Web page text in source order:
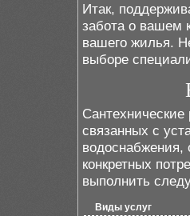
Итак,
забота о вашем
вашего жилья.
выборе
связанных с
водоснабжения,
конкретных
выполнить
Виды услуг